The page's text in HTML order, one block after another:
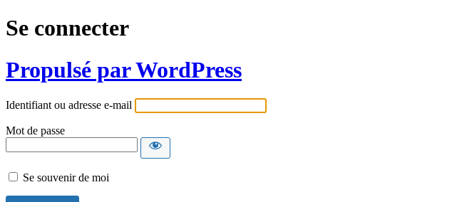
Se connecter
Propulsé par WordPress
Identifiant ou adresse e-mail
Mot de passe
Se souvenir de moi